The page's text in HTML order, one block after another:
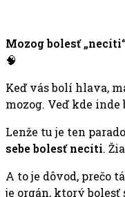
Mozog bolesť
🧠
Keď vás bolí hlava,
mozog. Veď kde inde
Lenže tu je ten
sebe bolesť necíti.
A to je dôvod, prečo
je orgán, ktorý